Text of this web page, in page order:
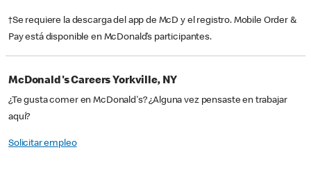
†Se requiere la descarga del app de McD y el registro. Mobile Order &
Pay está disponible en McDonald’s participantes.
McDonald's Careers Yorkville, NY
¿Te gusta comer en McDonald's? ¿Alguna vez pensaste en trabajar
aquí?
Solicitar empleo